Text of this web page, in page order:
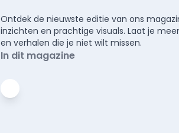
Ontdek de nieuwste editie van ons
inzichten en prachtige visuals. Laat je
en verhalen die je niet wilt missen.
In dit magazine